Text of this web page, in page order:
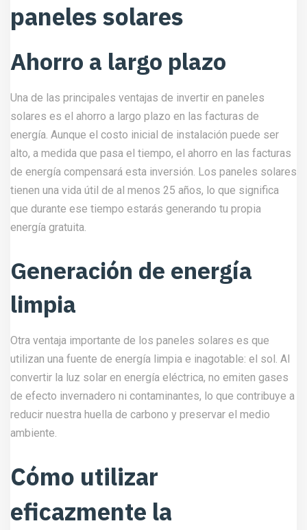
paneles solares
Ahorro a largo plazo
Una de las principales ventajas de invertir en paneles
solares es el ahorro a largo plazo en las facturas de
energía. Aunque el costo inicial de instalación puede ser
alto, a medida que pasa el tiempo, el ahorro en las facturas
de energía compensará esta inversión. Los paneles solares
tienen una vida útil de al menos 25 años, lo que significa
que durante ese tiempo estarás generando tu propia
energía gratuita.
Generación de energía
limpia
Otra ventaja importante de los paneles solares es que
utilizan una fuente de energía limpia e inagotable: el sol. Al
convertir la luz solar en energía eléctrica, no emiten gases
de efecto invernadero ni contaminantes, lo que contribuye a
reducir nuestra huella de carbono y preservar el medio
ambiente.
Cómo utilizar
eficazmente la